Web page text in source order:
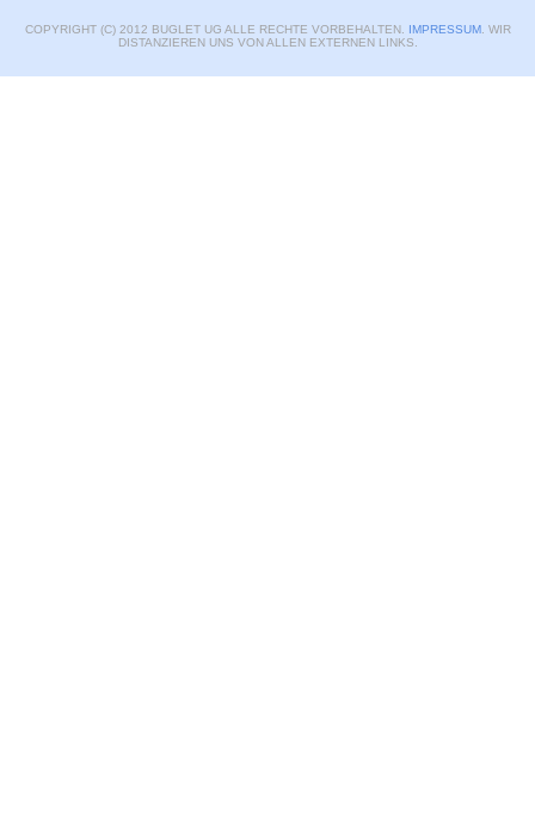
COPYRIGHT (C) 2012 BUGLET UG ALLE RECHTE VORBEHALTEN. IMPRESSUM. WIR
DISTANZIEREN UNS VON ALLEN EXTERNEN LINKS.